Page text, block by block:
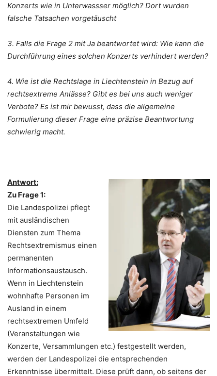
Konzerts wie in Unterwassser möglich? Dort wurden
falsche Tatsachen vorgetäuscht
3. Falls die Frage 2 mit Ja beantwortet wird: Wie kann die
Durchführung eines solchen Konzerts verhindert werden?
4. Wie ist die Rechtslage in Liechtenstein in Bezug auf
rechtsextreme Anlässe? Gibt es bei uns auch weniger
Verbote? Es ist mir bewusst, dass die allgemeine
Formulierung dieser Frage eine präzise Beantwortung
schwierig macht.
Antwort:
Zu Frage 1:
Die Landespolizei pflegt
mit ausländischen
Diensten zum Thema
Rechtsextremismus einen
permanenten
Informationsaustausch.
Wenn in Liechtenstein
wohnhafte Personen im
Ausland in einem
rechtsextremen Umfeld
(Veranstaltungen wie
Konzerte, Versammlungen etc.) festgestellt werden,
werden der Landespolizei die entsprechenden
Erkenntnisse übermittelt. Diese prüft dann, ob seitens der